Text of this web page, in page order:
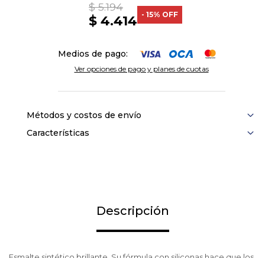
$ 4.414
$ 5.194
15
Medios de pago:
Ver opciones de pago y planes de cuotas
Métodos y costos de envío
Características
Descripción